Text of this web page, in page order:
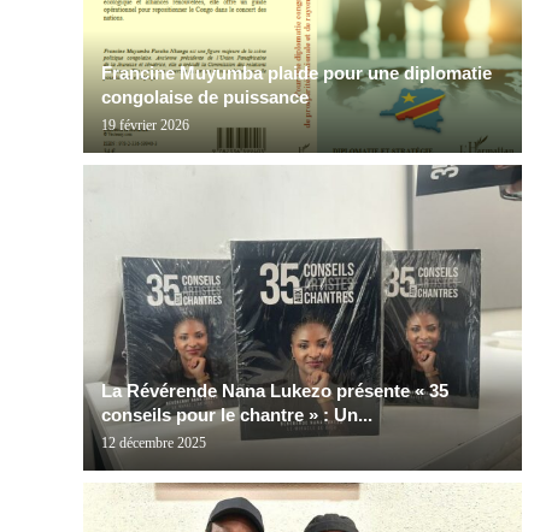
Francine Muyumba plaide pour une diplomatie
congolaise de puissance
19 février 2026
La Révérende Nana Lukezo présente « 35
conseils pour le chantre » : Un...
12 décembre 2025